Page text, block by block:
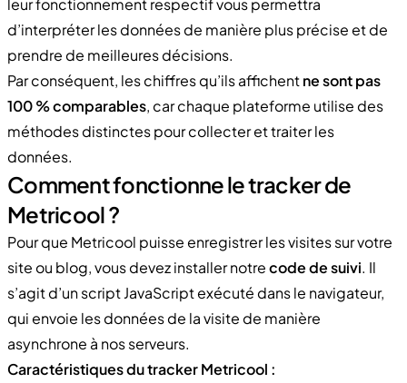
leur fonctionnement respectif vous permettra
d’interpréter les données de manière plus précise et de
prendre de meilleures décisions.
Par conséquent, les chiffres qu’ils affichentne sont pas
100 % comparables, car chaque plateforme utilise des
méthodes distinctes pour collecter et traiter les
données.
Comment fonctionne le tracker de
Metricool ?
Pour que Metricool puisse enregistrer les visites sur votre
site ou blog, vous devez installer notrecode de suivi. Il
s’agit d’un script JavaScript exécuté dans le navigateur,
qui envoie les données de la visite de manière
asynchrone à nos serveurs.
Caractéristiques du tracker Metricool :